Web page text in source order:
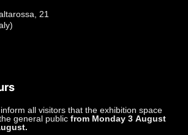
21
all visitors that the exhibition space
general public from Monday 3 August